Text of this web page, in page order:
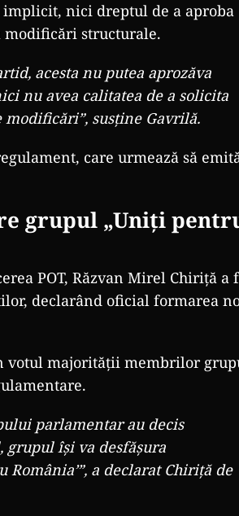
nici dreptul de a aproba
modificări structurale.
acesta nu putea aprozăva
nu avea calitatea de a solicita
modificări”, susține Gavrilă.
care urmează să
grupul „Uniți
POT, Răzvan Mirel Chiriță a
declarând oficial formarea
votul majorității membrilor
parlamentar au decis
își va desfășura
a declarat Chiriță de